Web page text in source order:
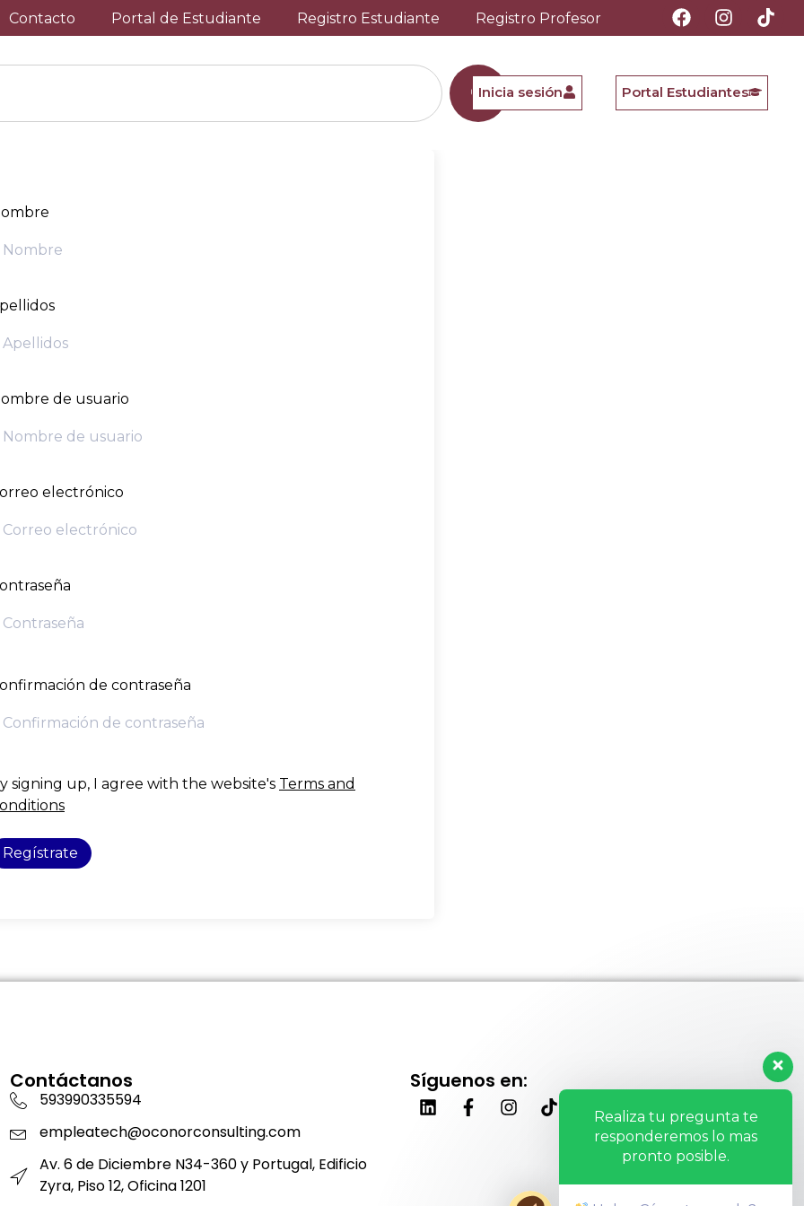
Contacto Portal de Estudiante Registro Estudiante Registro Profesor
Inicia sesión Portal Estudiantes
de usuario
electrónico
de contraseña
signing up, I agree with the website's Terms and
Regístrate
Contáctanos
593990335594
empleatech@oconorconsulting.com
Av. 6 de Diciembre N34-360 y Portugal, Edificio
Zyra, Piso 12, Oficina 1201
Síguenos en:
Realiza tu pregunta te
responderemos lo mas
pronto posible.